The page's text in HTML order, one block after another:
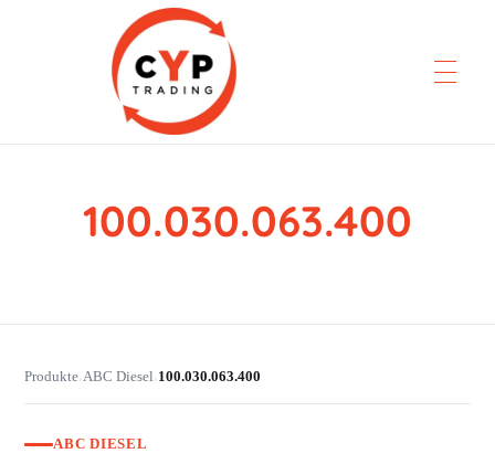
CYP Trading
Professionelle Ersatzteilbeschaffung
100.030.063.400
Produkte›ABC Diesel›100.030.063.400
ABC DIESEL